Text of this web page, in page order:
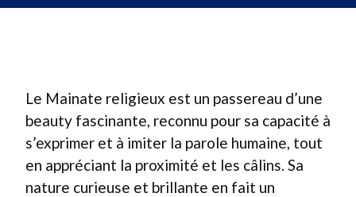
Le Mainate religieux est un passereau d’une
beauty fascinante, reconnu pour sa capacité à
s’exprimer et à imiter la parole humaine, tout
en appréciant la proximité et les câlins. Sa
nature curieuse et brillante en fait un